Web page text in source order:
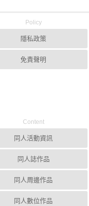
Policy
隱私政策
免責聲明
Content
同人活動資訊
同人誌作品
同人周邊作品
同人數位作品